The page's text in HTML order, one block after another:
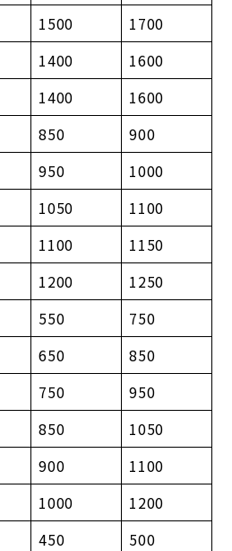
1500
1700
1400
1600
1400
1600
850
900
950
1000
1050
1100
1100
1150
1200
1250
550
750
650
850
750
950
850
1050
900
1100
1000
1200
450
500